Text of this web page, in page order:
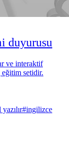
duyurusu
ve interaktif
setidir.
#ingilizce